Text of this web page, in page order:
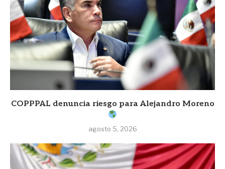
COPPPAL denuncia riesgo para Alejandro Moreno
agosto 5, 2026